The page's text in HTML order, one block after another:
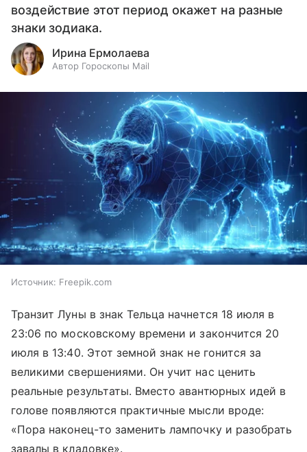
воздействие этот период окажет на разные
знаки зодиака.
Ирина Ермолаева
Автор Гороскопы Mail
Источник: Freepik.com
Транзит Луны в знак Тельца начнется 18 июля в
23:06 по московскому времени и закончится 20
июля в 13:40. Этот земной знак не гонится за
великими свершениями. Он учит нас ценить
реальные результаты. Вместо авантюрных идей в
голове появляются практичные мысли вроде:
«Пора наконец-то заменить лампочку и разобрать
завалы в кладовке».